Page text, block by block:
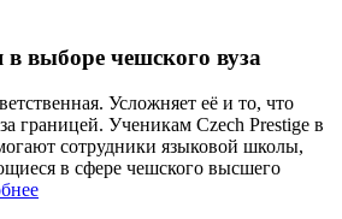
выборе чешского вуза
Усложняет её и то, что
границей. Ученикам Czech Prestige в
сотрудники языковой школы,
в сфере чешского высшего